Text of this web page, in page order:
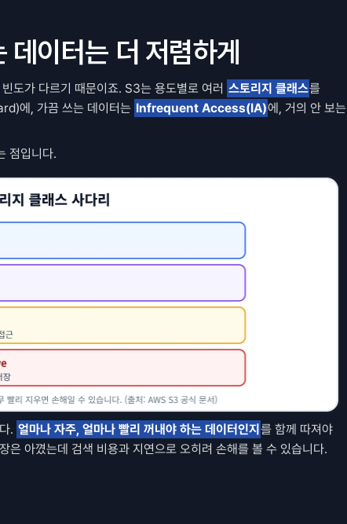
이터는 더 저렴하게
도가 다르기 때문이죠. S3는 용도별로 여러 스토리지 클래스를
에, 가끔 쓰는 데이터는 Infrequent Access(IA)에, 거의 안 보는
점입니다.
. 얼마나 자주, 얼마나 빨리 꺼내야 하는 데이터인지를 함께 따져야
은 아꼈는데 검색 비용과 지연으로 오히려 손해를 볼 수 있습니다.